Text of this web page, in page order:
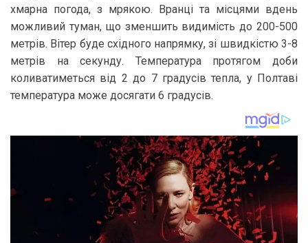
хмарна погода, з мрякою. Вранці та місцями вдень
можливий туман, що зменшить видимість до 200-500
метрів. Вітер буде східного напрямку, зі швидкістю 3-8
метрів на секунду. Температура протягом доби
коливатиметься від 2 до 7 градусів тепла, у Полтаві
температура може досягати 6 градусів.